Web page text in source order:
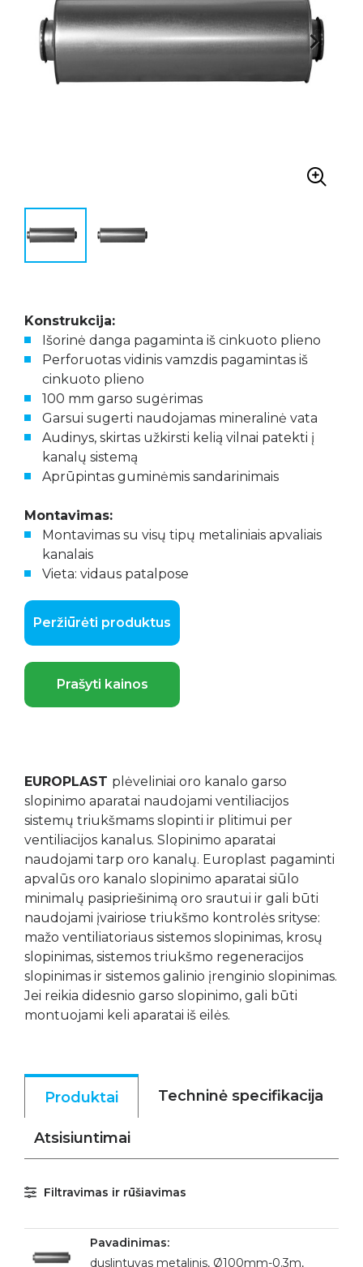
Konstrukcija:
Išorinė danga pagaminta iš cinkuoto plieno
Perforuotas vidinis vamzdis pagamintas iš
cinkuoto plieno
100 mm garso sugėrimas
Garsui sugerti naudojamas mineralinė vata
Audinys, skirtas užkirsti kelią vilnai patekti į
kanalų sistemą
Aprūpintas guminėmis sandarinimais
Montavimas:
Montavimas su visų tipų metaliniais apvaliais
kanalais
Vieta: vidaus patalpose
Peržiūrėti produktus
Prašyti kainos
EUROPLAST plėveliniai oro kanalo garso
slopinimo aparatai naudojami ventiliacijos
sistemų triukšmams slopinti ir plitimui per
ventiliacijos kanalus. Slopinimo aparatai
naudojami tarp oro kanalų. Europlast pagaminti
apvalūs oro kanalo slopinimo aparatai siūlo
minimalų pasipriešinimą oro srautui ir gali būti
naudojami įvairiose triukšmo kontrolės srityse:
mažo ventiliatoriaus sistemos slopinimas, krosų
slopinimas, sistemos triukšmo regeneracijos
slopinimas ir sistemos galinio įrenginio slopinimas.
Jei reikia didesnio garso slopinimo, gali būti
montuojami keli aparatai iš eilės.
Produktai Techninė specifikacija
Atsisiuntimai
Filtravimas ir rūšiavimas
duslintuvas metalinis, Ø100mm-0.3m,